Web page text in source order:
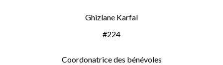
Ghizlane Karfal
#224
Coordonatrice des bénévoles